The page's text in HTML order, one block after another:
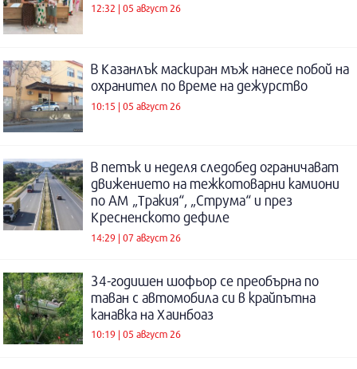
12:32 | 05 август 26
В Казанлък маскиран мъж нанесе побой на
охранител по време на дежурство
10:15 | 05 август 26
В петък и неделя следобед ограничават
движението на тежкотоварни камиони
по АМ „Тракия“, „Струма“ и през
Кресненското дефиле
14:29 | 07 август 26
34-годишен шофьор се преобърна по
таван с автомобила си в крайпътна
канавка на Хаинбоаз
10:19 | 05 август 26